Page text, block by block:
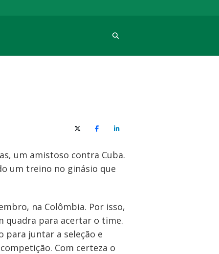
X (Twitter)FacebookO LinkedIn
um amistoso contra Cuba.
um treino no ginásio que
na Colômbia. Por isso,
quadra para acertar o time.
para juntar a seleção e
Com certeza o